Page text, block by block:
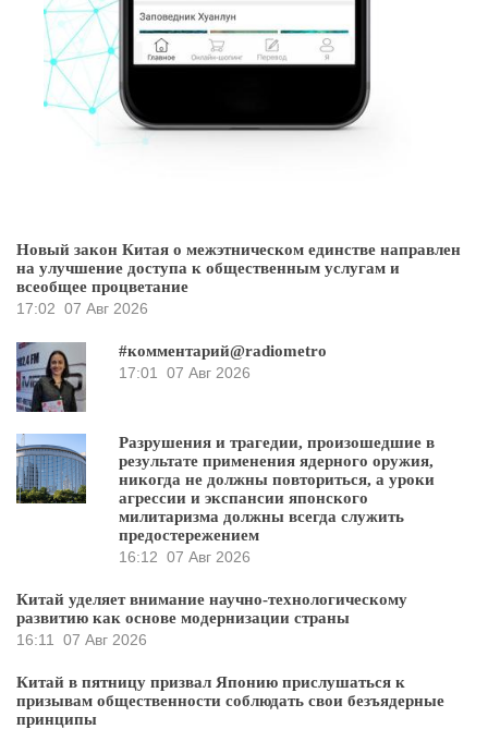
Новый закон Китая о межэтническом единстве направлен
на улучшение доступа к общественным услугам и
всеобщее процветание
17:02 07 Авг 2026
#комментарий@radiometro
17:01
07 Авг 2026
Разрушения и трагедии, произошедшие в
результате применения ядерного оружия,
никогда не должны повториться, а уроки
агрессии и экспансии японского
милитаризма должны всегда служить
предостережением
16:12 07 Авг 2026
Китай уделяет внимание научно-технологическому
развитию как основе модернизации страны
16:11
07 Авг 2026
Китай в пятницу призвал Японию прислушаться к
призывам общественности соблюдать свои безъядерные
принципы